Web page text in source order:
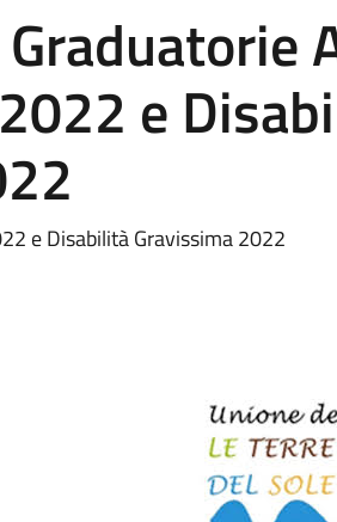
e
e Disabilità Gravissima 2022